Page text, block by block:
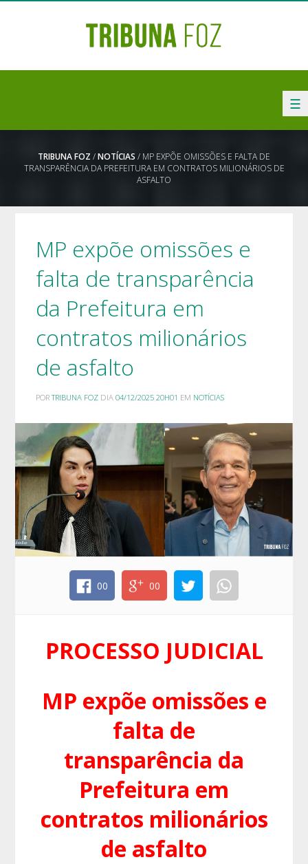
☰
TRIBUNA FOZ /NOTÍCIAS / MP EXPÕE OMISSÕES E FALTA DE
TRANSPARÊNCIA DA PREFEITURA EM CONTRATOS MILIONÁRIOS DE
ASFALTO
MP expõe omissões e
falta de transparência
da Prefeitura em
contratos milionários
de asfalto
PORTRIBUNA FOZ DIA04/12/2025 20H01 EM NOTÍCIAS
00 00
PROCESSO JUDICIAL
MP expõe omissões e
falta de
transparência da
Prefeitura em
contratos milionários
de asfalto